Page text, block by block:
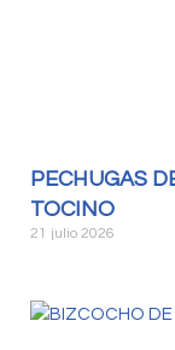
PECHUGAS
TOCINO
21 julio 2026